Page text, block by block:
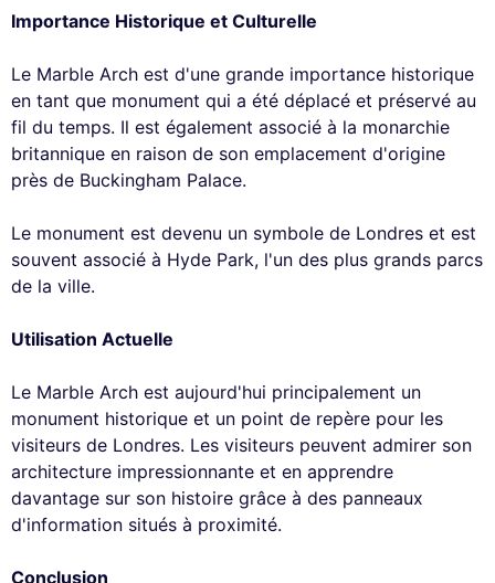
Importance Historique et Culturelle
Le Marble Arch est d'une grande importance historique
en tant que monument qui a été déplacé et préservé au
fil du temps. Il est également associé à la monarchie
britannique en raison de son emplacement d'origine
près de Buckingham Palace.
Le monument est devenu un symbole de Londres et est
souvent associé à Hyde Park, l'un des plus grands parcs
de la ville.
Utilisation Actuelle
Le Marble Arch est aujourd'hui principalement un
monument historique et un point de repère pour les
visiteurs de Londres. Les visiteurs peuvent admirer son
architecture impressionnante et en apprendre
davantage sur son histoire grâce à des panneaux
d'information situés à proximité.
Conclusion